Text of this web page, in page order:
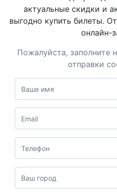
актуальные скидки и
выгодно купить билеты.
онлайн-
Пожалуйста, заполните
отправки